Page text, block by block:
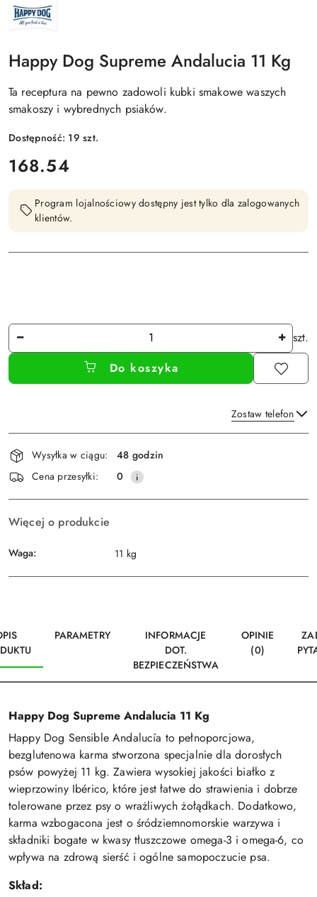
PRODUCENTA:
HAPPY
DOG
Happy Dog Supreme Andalucia 11 Kg
Ta receptura na pewno zadowoli kubki smakowe waszych
smakoszy i wybrednych psiaków.
Dostępność: 19szt.
cena:
168.54
Program lojalnościowy dostępny jest tylko dla zalogowanych
klientów.
Ilość
szt.
Do koszyka
Zostaw telefon
Wyślij
Dostępność
i
dostawa
Wysyłka w ciągu:
48 godzin
Cena przesyłki:
0
Więcej o produkcie
Waga: 11 kg
PARAMETRY
INFORMACJE
DOT.
BEZPIECZEŃSTWA
OPINIE
(0)
Happy Dog Supreme Andalucia 11 Kg
Happy Dog Sensible Andalucía to pełnoporcjowa,
bezglutenowa karma stworzona specjalnie dla dorosłych
psów powyżej 11 kg. Zawiera wysokiej jakości białko z
wieprzowiny Ibérico, które jest łatwe do strawienia i dobrze
tolerowane przez psy o wrażliwych żołądkach. Dodatkowo,
karma wzbogacona jest o śródziemnomorskie warzywa i
składniki bogate w kwasy tłuszczowe omega-3 i omega-6, co
wpływa na zdrową sierść i ogólne samopoczucie psa.
Skład: